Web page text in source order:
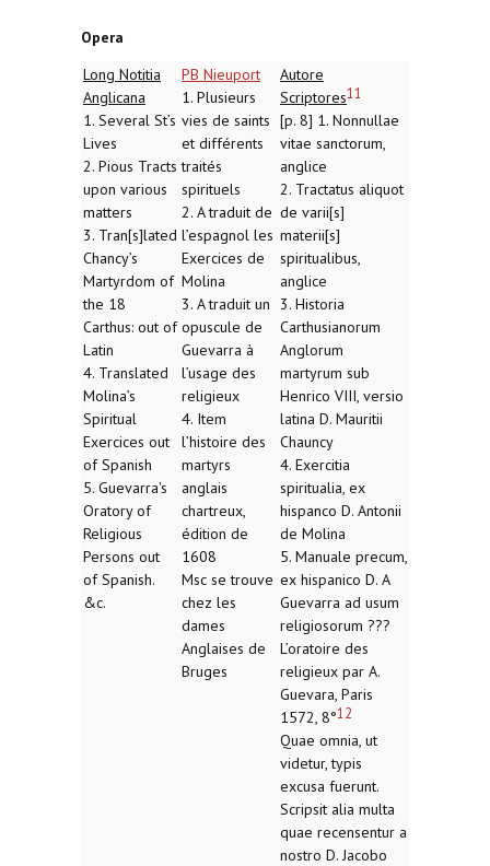
Opera
Long Notitia
Anglicana
1. Several St’s
Lives
2. Pious Tracts
upon various
matters
3. Tran[s]lated
Chancy’s
Martyrdom of
the 18
Carthus: out of
Latin
4. Translated
Molina’s
Spiritual
Exercices out
of Spanish
5. Guevarra's
Oratory of
Religious
Persons out
of Spanish.
&c.
PB Nieuport
1. Plusieurs
vies de saints
et différents
traités
spirituels
2. A traduit de
l’espagnol les
Exercices de
Molina
3. A traduit un
opuscule de
Guevarra à
l’usage des
religieux
4. Item
l’histoire des
martyrs
anglais
chartreux,
édition de
1608
Msc se trouve
chez les
dames
Anglaises de
Bruges
Autore
Scriptores11
[p. 8] 1. Nonnullae
vitae sanctorum,
anglice
2. Tractatus aliquot
de varii[s]
materii[s]
spiritualibus,
anglice
3. Historia
Carthusianorum
Anglorum
martyrum sub
Henrico VIII, versio
latina D. Mauritii
Chauncy
4. Exercitia
spiritualia, ex
hispanco D. Antonii
de Molina
5. Manuale precum,
ex hispanico D. A
Guevarra ad usum
religiosorum ???
L’oratoire des
religieux par A.
Guevara, Paris
1572, 8°12
Quae omnia, ut
videtur, typis
excusa fuerunt.
Scripsit alia multa
quae recensentur a
nostro D. Jacobo